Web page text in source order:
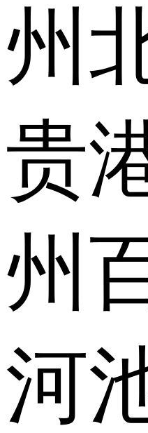
州
贵
州
河